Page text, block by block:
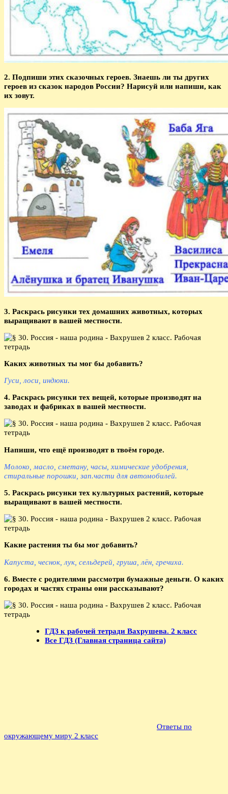
2. Подпиши этих сказочных героев. Знаешь ли ты других
героев из сказок народов России? Нарисуй или напиши, как
их зовут.
3. Раскрась рисунки тех домашних животных, которых
выращивают в вашей местности.
Каких животных ты мог бы добавить?
Гуси, лоси, индюки.
4. Раскрась рисунки тех вещей, которые производят на
заводах и фабриках в вашей местности.
Напиши, что ещё производят в твоём городе.
Молоко, масло, сметану, часы, химические удобрения,
стиральные порошки, зап.части для автомобилей.
5. Раскрась рисунки тех культурных растений, которые
выращивают в вашей местности.
Какие растения ты бы мог добавить?
Капуста, чеснок, лук, сельдерей, груша, лён, гречиха.
6. Вместе с родителями рассмотри бумажные деньги. О каких
городах и частях страны они рассказывают?
ГДЗ к рабочей тетради Вахрушева. 2 класс
Все ГДЗ (Главная страница сайта)
Ответы по
окружающему миру 2 класс